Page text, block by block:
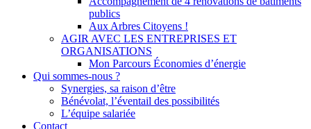
publics
Aux Arbres Citoyens !
AGIR AVEC LES ENTREPRISES ET
ORGANISATIONS
Mon Parcours Économies d’énergie
Qui sommes-nous ?
Synergies, sa raison d’être
Bénévolat, l’éventail des possibilités
L’équipe salariée
Contact